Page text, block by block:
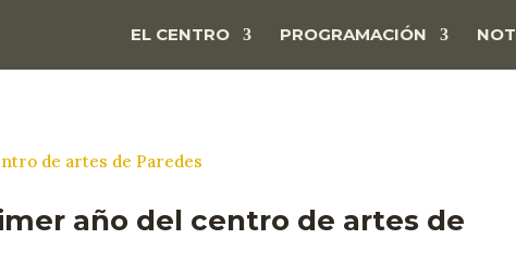
EL CENTRO PROGRAMACIÓN
año del centro de artes de